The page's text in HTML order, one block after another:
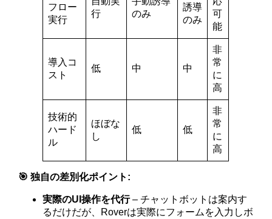
フロー
実行
行
のみ
誘導
のみ
可
能
導入コ
スト
低 中 中
非
常
に
高
技術的
ハード
ル
ほぼな
し
低 低
非
常
に
高
🎯 独自の差別化ポイント:
実際のUI操作を代行– チャットボットは案内す
るだけだが、Roverは実際にフォームを入力しボ